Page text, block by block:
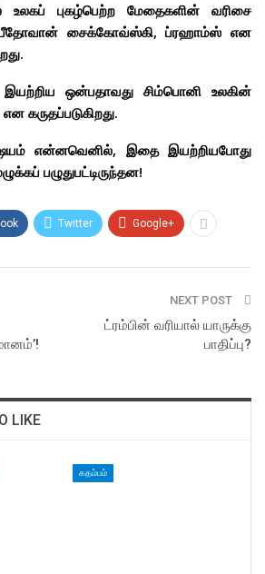
உலகப் புகழ்பெற்ற மேதைகளின் வரிசை
சைக்கோவ்ஸ்கி, ப்ரஹாம்ஸ் என
ஒன்பதாவது சிம்பொனி உலகின்
கருதப்படுகிறது.
என்னவெனில், இதை இயற்றியபோது
பழுதுபட்டிருந்தன!
Twitter Google+
NEXT POST
ட்ரம்பின் வரியால் யாருக்கு
பாதிப்பு?
LIKE
கதம்பம்